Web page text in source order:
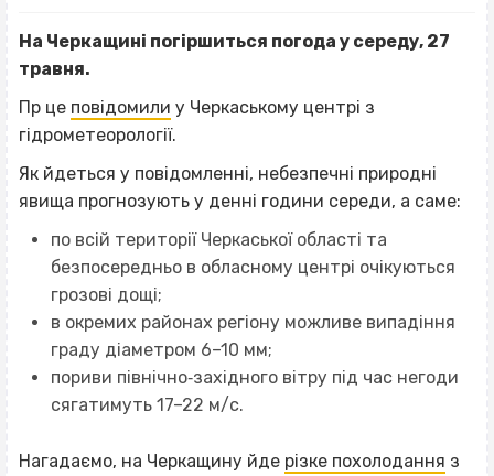
На Черкащині погіршиться погода у середу, 27
травня.
Пр це повідомили у Черкаському центрі з
гідрометеорології.
Як йдеться у повідомленні, небезпечні природні
явища прогнозують у денні години середи, а саме:
по всій території Черкаської області та
безпосередньо в обласному центрі очікуються
грозові дощі;
в окремих районах регіону можливе випадіння
граду діаметром 6–10 мм;
пориви північно‐західного вітру під час негоди
сягатимуть 17–22 м/с.
Нагадаємо, на Черкащину йде різке похолодання з